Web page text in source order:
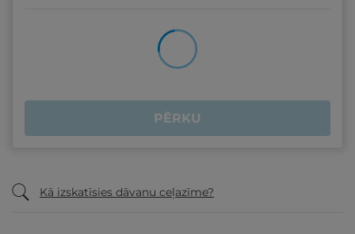
PĒRKU
Kā izskatīsies dāvanu ceļazīme?